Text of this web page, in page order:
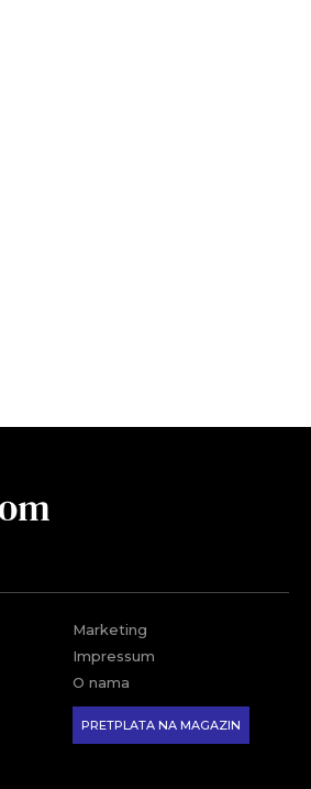
Marketing
Impressum
O nama
PRETPLATA NA MAGAZIN